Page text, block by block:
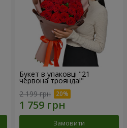
Букет в упаковці "21
червона троянда!"
2 199 грн
Замовити